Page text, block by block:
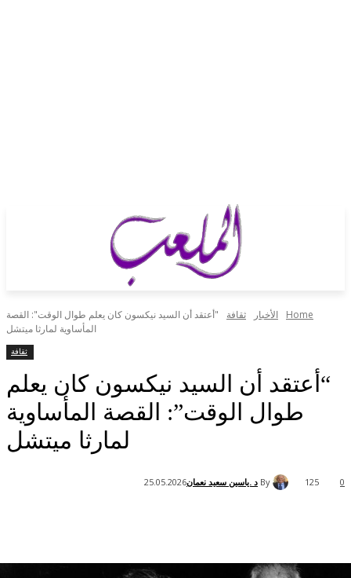
الأخبار ثقافة
"أعتقد أن السيد نيكسون كان يعلم طوال الوقت": القصة
المأساوية لمارثا ميتشل
أن السيد نيكسون كان يعلم
طوال الوقت”: القصة المأساوية
لمارثا ميتشل
By د .ياسين سعيد نعمان 25.05.2026